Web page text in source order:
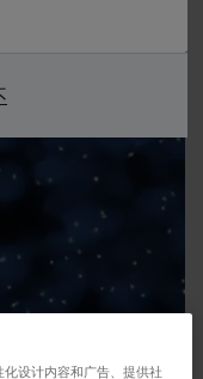
-
设计内容和广告、提供社